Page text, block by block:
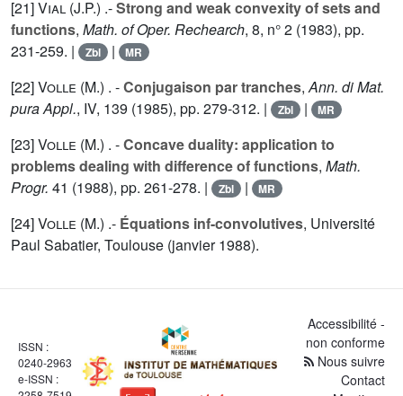
[21]Vial (J.P.) .-Strong and weak convexity of sets and
functions, Math. of Oper. Rechearch, 8, n° 2 (1983), pp.
231-259. |
Zbl | MR
[22]Volle (M.) . -Conjugaison par tranches,Ann. di Mat.
pura Appl., IV, 139 (1985), pp. 279-312. | Zbl | MR
[23]Volle (M.) . -Concave duality: application to
problems dealing with difference of functions, Math.
Progr. 41 (1988), pp. 261-278. | Zbl | MR
[24]Volle (M.) .- Équations inf-convolutives, Université
Paul Sabatier, Toulouse (janvier 1988).
ISSN :
0240-2963
e-ISSN :
Accessibilité -
non conforme
Nous suivre
Contact